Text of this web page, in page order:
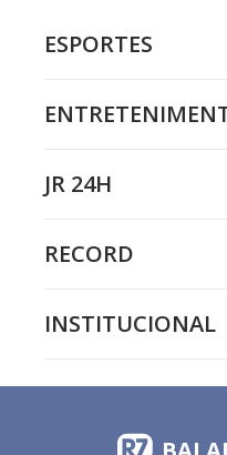
ESPORTES
JR 24H
RECORD
INSTITUCIONAL